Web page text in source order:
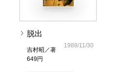
脱出
吉村昭／著
649円
1988/11/30